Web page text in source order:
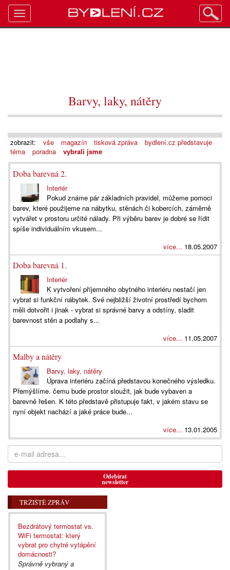
Barvy, laky, nátěry
zobrazit: vše magazín tisková zpráva
bydlení.cz představuje
téma
poradna vybrali jsme
Doba barevná 2.
Interiér
Pokud známe pár základních pravidel, můžeme pomoci
barev, které použijeme na nábytku, stěnách či kobercích, záměrně
vytvářet v prostoru určité nálady. Při výběru barev je dobré se řídit
spíše individuálním vkusem...
více... 18.05.2007
Doba barevná 1.
Interiér
K vytvoření příjemného obytného interiéru nestačí jen
vybrat si funkční nábytek. Své nejbližší životní prostředí bychom
měli dotvořit i jinak - vybrat si správné barvy a odstíny, sladit
barevnost stěn a podlahy s...
více... 11.05.2007
Malby a nátěry
Barvy, laky, nátěry
Úprava interiéru začíná představou konečného výsledku.
Přemýšlíme. čemu bude prostor sloužit, jak bude vybaven a
barevně řešen. K této představě přistupuje fakt, v jakém stavu se
nyní objekt nachází a jaké práce bude...
více... 13.01.2005
Odebírat
newsletter
TRŽIŠTĚ ZPRÁV
Bezdrátový termostat vs.
WiFi termostat: který
vybrat pro chytré vytápění
domácnosti?
Správně vybraný a
Toggle
navigation